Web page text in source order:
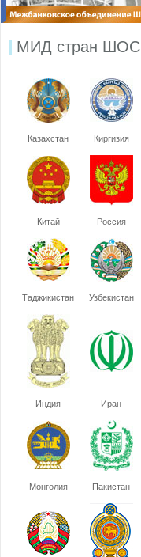
МИД стран ШОС
Казахстан Киргизия
Китай Россия
Таджикистан Узбекистан
Индия Иран
Монголия Пакистан